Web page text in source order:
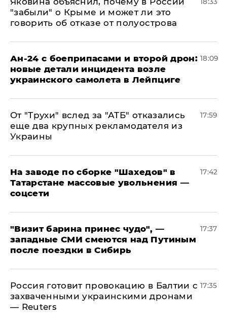
"забыли" о Крыме и может ли это
говорить об отказе от полуострова
Ан-24 с боеприпасами и второй дрон:
новые детали инцидента возле
украинского самолета в Лейпциге
18:09
От "Трухи" вслед за "АТБ" отказались
еще два крупных рекламодателя из
Украины
17:59
На заводе по сборке "Шахедов" в
Татарстане массовые увольнения —
соцсети
17:42
"Визит барина принес чудо", —
западные СМИ смеются над Путиным
после поездки в Сибирь
17:37
​Россия готовит провокацию в Балтии с
захваченными украинскими дронами
— Reuters
17:35